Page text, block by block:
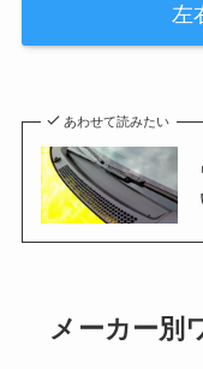
左
あわせて読みたい
メーカー別